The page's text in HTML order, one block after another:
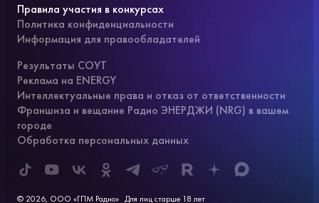
Правила участия в конкурсах
Политика конфиденциальности
Информация для правообладателей
Результаты СОУТ
Реклама на ENERGY
Интеллектуальные права и отказ от ответственности
Франшиза и вещание Радио ЭНЕРДЖИ (NRG) в вашем
городе
Обработка персональных данных
© 2026, ООО «ГПМ Радио» Для лиц старше 18 лет